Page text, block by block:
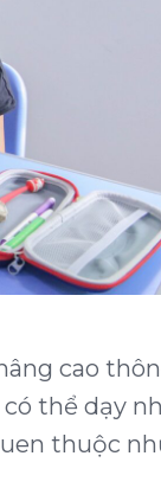
cao
thể dạy
thuộc